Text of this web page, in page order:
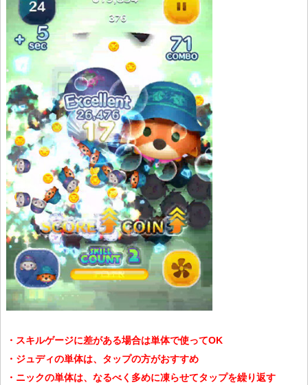
・スキルゲージに差がある場合は単体で使ってOK
・ジュディの単体は、タップの方がおすすめ
・ニックの単体は、なるべく多めに凍らせてタップを繰り返す